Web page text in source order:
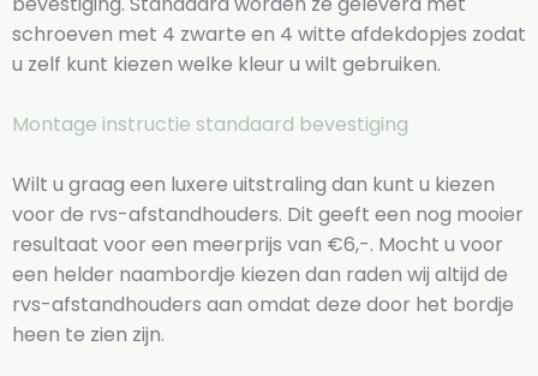
schroeven met 4 zwarte en 4 witte afdekdopjes zodat
u zelf kunt kiezen welke kleur u wilt gebruiken.
Montage instructie standaard bevestiging
Wilt u graag een luxere uitstraling dan kunt u kiezen
voor de rvs-afstandhouders. Dit geeft een nog mooier
resultaat voor een meerprijs van €6,-. Mocht u voor
een helder naambordje kiezen dan raden wij altijd de
rvs-afstandhouders aan omdat deze door het bordje
heen te zien zijn.